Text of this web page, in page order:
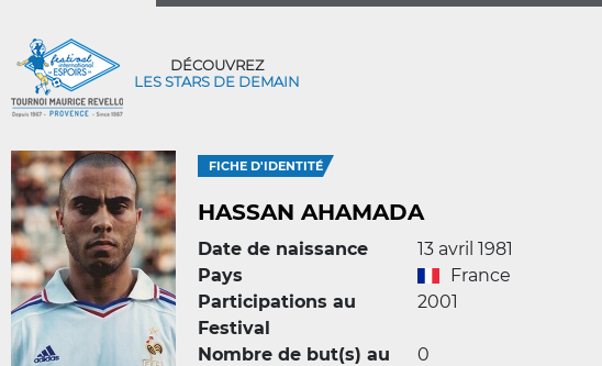
DÉCOUVREZ
LES STARS DE DEMAIN
FICHE D'IDENTITÉ
HASSAN AHAMADA
Date de naissance
13 avril 1981
Pays
France
Participations au
Festival
2001
Nombre de but(s) au
0